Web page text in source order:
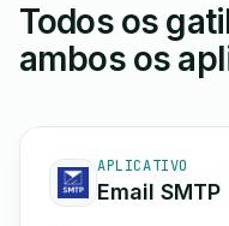
Todos os
ambos os
APLICATIVO
Email SMTP